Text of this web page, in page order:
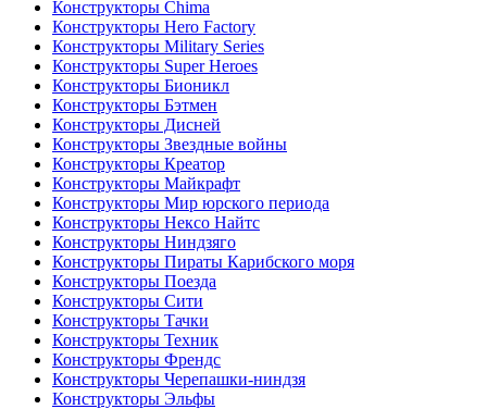
Конструкторы Chima
Конструкторы Hero Factory
Конструкторы Military Series
Конструкторы Super Heroes
Конструкторы Бионикл
Конструкторы Бэтмен
Конструкторы Дисней
Конструкторы Звездные войны
Конструкторы Креатор
Конструкторы Майкрафт
Конструкторы Мир юрского периода
Конструкторы Нексо Найтс
Конструкторы Ниндзяго
Конструкторы Пираты Карибского моря
Конструкторы Поезда
Конструкторы Сити
Конструкторы Тачки
Конструкторы Техник
Конструкторы Френдс
Конструкторы Черепашки-ниндзя
Конструкторы Эльфы